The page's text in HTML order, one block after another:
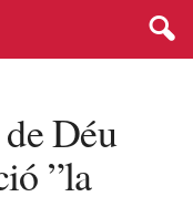
Déu
”la